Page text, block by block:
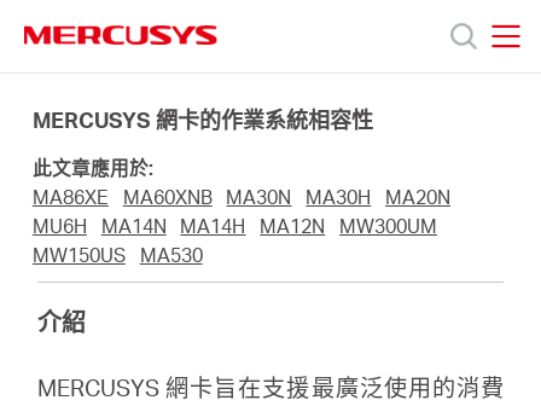
navigation
MERCUSYS 網卡的作業系統相容性
此文章應用於:
MA86XE
MA60XNB MA30N MA30H
MA20N
MU6H
MA14N MA14H MA12N
MW300UM
MW150US
MA530
介紹
MERCUSYS 網卡旨在支援最廣泛使用的消費